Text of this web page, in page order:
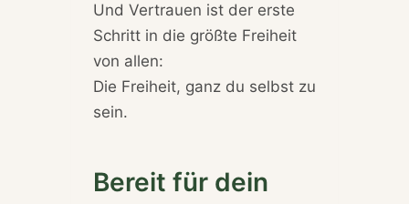
Und Vertrauen ist der erste
Schritt in die größte Freiheit
von allen:
Die Freiheit, ganz du selbst zu
sein.
Bereit für dein